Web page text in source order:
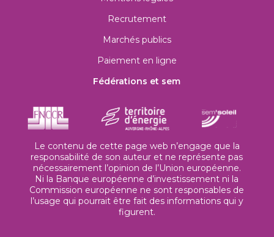
Recrutement
Marchés publics
Paiement en ligne
Fédérations et sem
Le contenu de cette page web n’engage que la
responsabilité de son auteur et ne représente pas
nécessairement l’opinion de l’Union européenne.
Ni la Banque européenne d’investissement ni la
Commission européenne ne sont responsables de
l’usage qui pourrait être fait des informations qui y
figurent.